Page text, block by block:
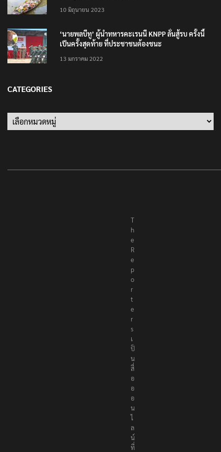
10 มิถุนายน 2023
‘นายพลบีทู’ ผู้นำทหารคะเรนนี KNPP ลั่นสู้รบ ครั้งนี้
เป็นครั้งสุดท้าย ที่ประชาชนต้องชนะ
13 มกราคม 2022
CATEGORIES
T
h
e
R
e
p
o
r
t
e
r
s
เ
ป็
น
สื่
อ
อ
อ
น
ไ
ล
น์
ที่